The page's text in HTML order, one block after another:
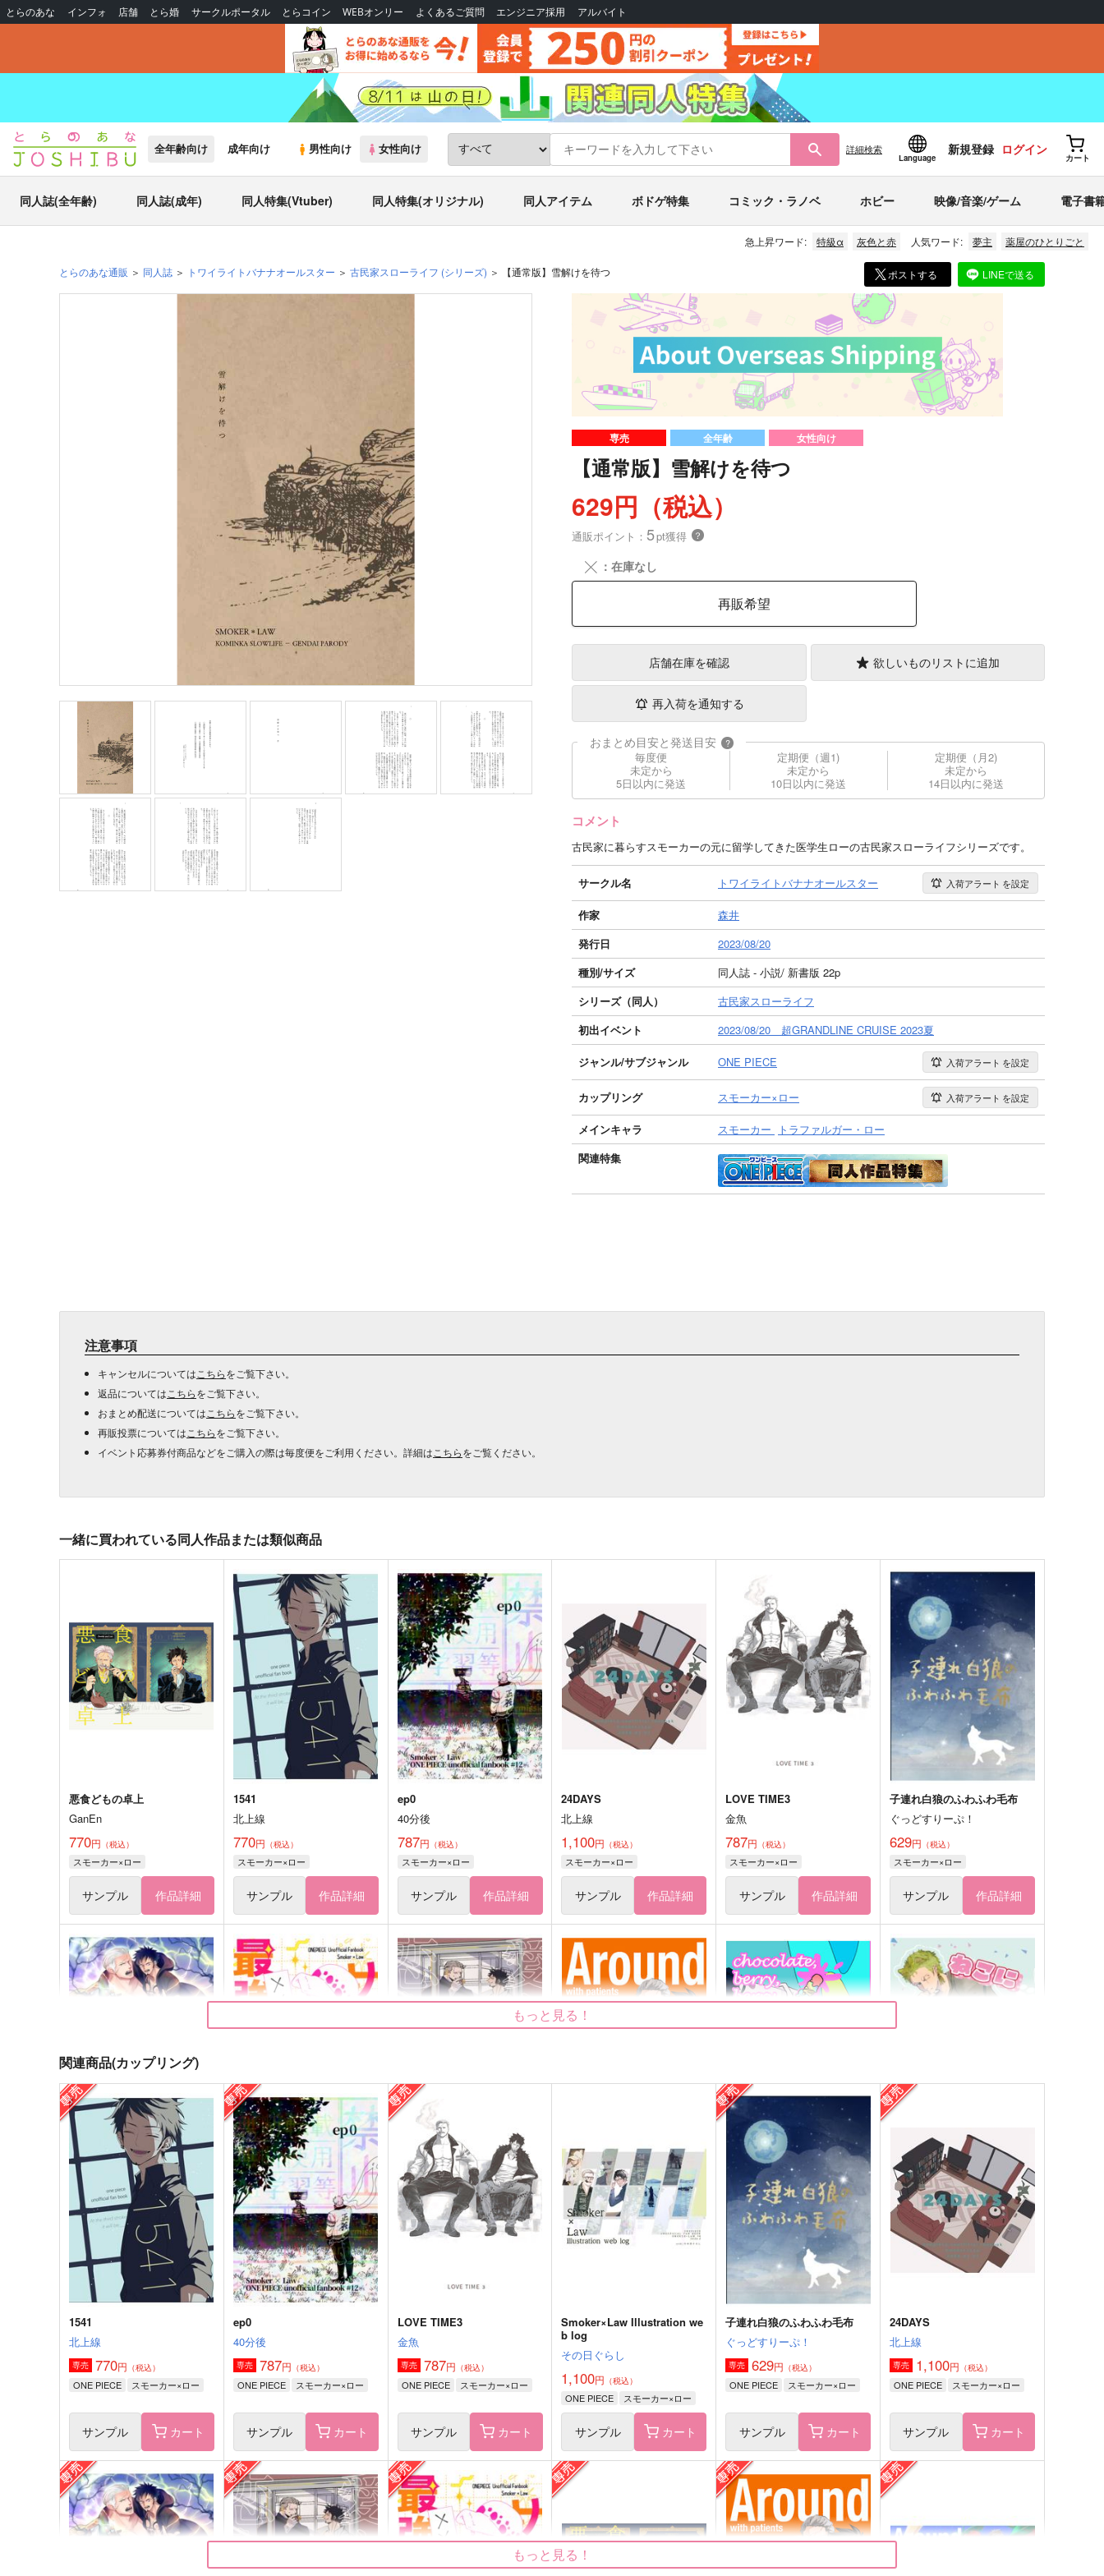
とらのあな インフォ 店舗 とら婚 サークルポータル とらコイン WEBオンリー よくあるご質問 エンジニア採用 アルバイト
全年齢向け 成年向け 男性向け 女性向け 詳細検索
Language
新規登録 ログイン
カート
同人誌(全年齢) 同人誌(成年) 同人特集(Vtuber) 同人特集(オリジナル) 同人アイテム ボドゲ特集 コミック・ラノベ ホビー 映像/音楽/ゲーム 電子書
急上昇ワード: 特級α 灰色と赤 人気ワード: 夢主 薬屋のひとりごと
とらのあな通販 同人誌 トワイライトバナナオールスター 古民家スローライフ (シリーズ) 【通常版】雪解けを待つ ポストする LINEで送る
専売 全年齢 女性向け
【通常版】雪解けを待つ
629円（税込）
通販ポイント： 5pt獲得 ？
╳ ：在庫なし
再販希望
店舗在庫を確認 欲しいものリストに追加
再入荷を通知する
おまとめ目安と発送目安 ?
毎度便
未定から
5日以内に発送
定期便（週1)
未定から
10日以内に発送
定期便（月2)
未定から
14日以内に発送
コメント
古民家に暮らすスモーカーの元に留学してきた医学生ローの古民家スローライフシリーズです。
サークル名 トワイライトバナナオールスター 入荷アラート を設定
作家
森井
発行日
2023/08/20
種別/サイズ
同人誌 - 小説/ 新書版 22p
シリーズ（同人）
古民家スローライフ
初出イベント
2023/08/20 超GRANDLINE CRUISE 2023夏
ジャンル/サブジャンル ONE PIECE 入荷アラート を設定
カップリング スモーカー×ロー 入荷アラート を設定
メインキャラ スモーカー
トラファルガー・ロー
関連特集
注意事項
キャンセルについては こちらをご覧下さい。
返品については こちらをご覧下さい。
おまとめ配送については こちらをご覧下さい。
再販投票については こちらをご覧下さい。
イベント応募券付商品などをご購入の際は毎度便をご利用ください。詳細は こちらをご覧ください。
一緒に買われている同人作品または類似商品
悪食どもの卓上
GanEn
770円 （税込）
スモーカー×ロー
サンプル 作品詳細
1541
北上線
770円 （税込）
スモーカー×ロー
サンプル 作品詳細
ep0
40分後
787円 （税込）
スモーカー×ロー
サンプル 作品詳細
24DAYS
北上線
1,100円 （税込）
スモーカー×ロー
サンプル 作品詳細
LOVE TIME3
金魚
787円 （税込）
スモーカー×ロー
サンプル 作品詳細
子連れ白狼のふわふわ毛布
ぐっどすりーぷ！
629円 （税込）
スモーカー×ロー
サンプル 作品詳細
スモロねこ図鑑
スロウダンス
1,430円（税込）
スモーカー×ロー
サンプル 作品詳細
最強のXXXサマ
ろくでなし
385円（税込）
スモーカー×ロー
サンプル 作品詳細
愛よ、恋を叫べ。
40分後
1,179 （税込）
スモーカー×ロー
Around The World with pati
ent
2×3
300円（税込）
スモーカー×ロー
chocolate, berry, berry, mint
PL2
715円（税込）
スモーカー
サンプル 作品詳細
ねこにねこみみ
ソルティージャーキー
787円（税込）
ロー×ゾロ
作品詳細
鼓動
塩路晴晴【再販版】
FANTASMA
ふたりぽっち
蜥蜴屋
せいぜい長生きしろよ
爪先立って星を見る
もっと見る！
関連商品(カップリング)
1541
北上線
専売 770円 （税込）
ONE PIECE スモーカー×ロー
サンプル カート
ep0
40分後
専売 787円 （税込）
ONE PIECE スモーカー×ロー
サンプル カート
LOVE TIME3
金魚
専売 787円 （税込）
ONE PIECE スモーカー×ロー
サンプル カート
Smoker×Law Illustration we
b log
その日ぐらし
1,100円 （税込）
ONE PIECE スモーカー×ロー
サンプル カート
子連れ白狼のふわふわ毛布
ぐっどすりーぷ！
専売 629円 （税込）
ONE PIECE スモーカー×ロー
サンプル カート
24DAYS
北上線
専売 1,100円 （税込）
ONE PIECE スモーカー×ロー
サンプル カート
もっと見る！